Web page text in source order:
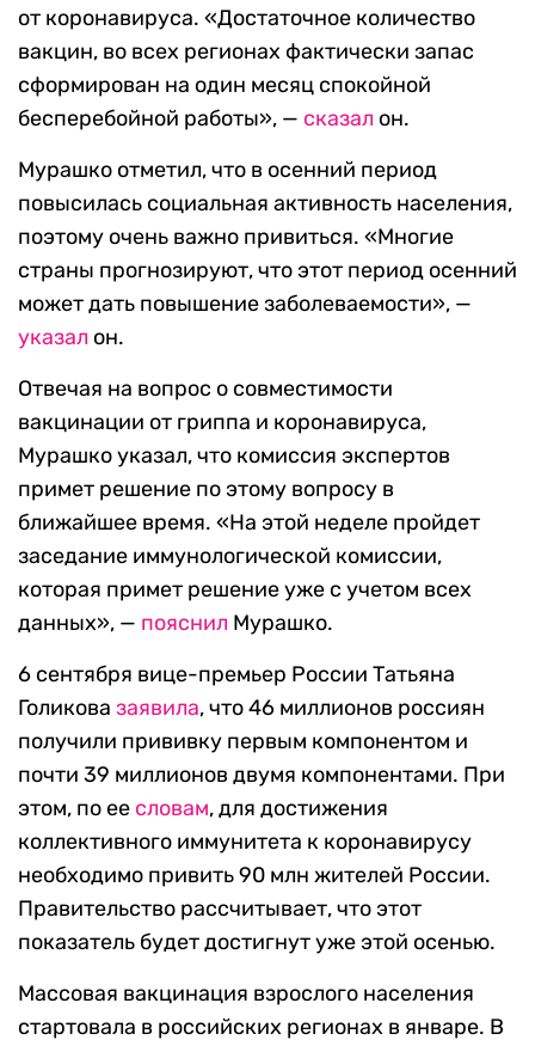
от коронавируса. «Достаточное количество
вакцин, во всех регионах фактически запас
сформирован на один месяц спокойной
бесперебойной работы», — сказал он.
Мурашко отметил, что в осенний период
повысилась социальная активность населения,
поэтому очень важно привиться. «Многие
страны прогнозируют, что этот период осенний
может дать повышение заболеваемости», —
указал он.
Отвечая на вопрос о совместимости
вакцинации от гриппа и коронавируса,
Мурашко указал, что комиссия экспертов
примет решение по этому вопросу в
ближайшее время. «На этой неделе пройдет
заседание иммунологической комиссии,
которая примет решение уже с учетом всех
данных», — пояснил Мурашко.
6 сентября вице-премьер России Татьяна
Голикова заявила, что 46 миллионов россиян
получили прививку первым компонентом и
почти 39 миллионов двумя компонентами. При
этом, по ее словам, для достижения
коллективного иммунитета к коронавирусу
необходимо привить 90 млн жителей России.
Правительство рассчитывает, что этот
показатель будет достигнут уже этой осенью.
Массовая вакцинация взрослого населения
стартовала в российских регионах в январе. В